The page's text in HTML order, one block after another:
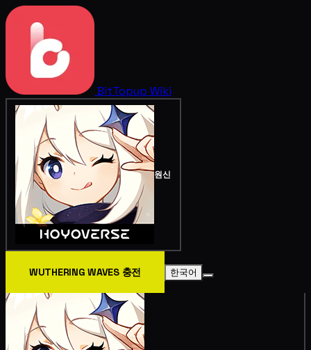
BitTopup Wiki
원신
WUTHERING WAVES 충전 한국어